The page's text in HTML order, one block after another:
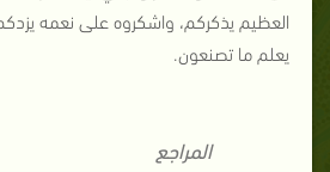
العظيم يذكركم، واشكروه على نعمه يزدكم،
يعلم ما تصنعون.
المراجع